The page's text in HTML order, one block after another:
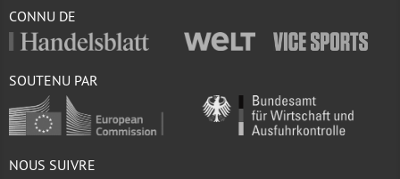
CONNU DE
SOUTENU PAR
NOUS SUIVRE